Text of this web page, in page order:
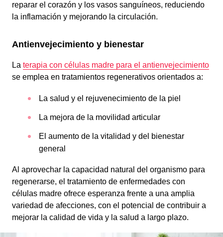
reparar el corazón y los vasos sanguíneos, reduciendo
la inflamación y mejorando la circulación.
Antienvejecimiento y bienestar
La terapia con células madre para el antienvejecimiento
se emplea en tratamientos regenerativos orientados a:
La salud y el rejuvenecimiento de la piel
La mejora de la movilidad articular
El aumento de la vitalidad y del bienestar
general
Al aprovechar la capacidad natural del organismo para
regenerarse, el tratamiento de enfermedades con
células madre ofrece esperanza frente a una amplia
variedad de afecciones, con el potencial de contribuir a
mejorar la calidad de vida y la salud a largo plazo.